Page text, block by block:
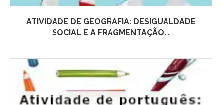
ATIVIDADE DE GEOGRAFIA: DESIGUALDADE
SOCIAL E A FRAGMENTAÇÃO...